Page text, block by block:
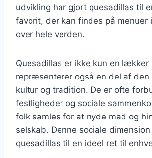
udvikling har gjort quesadillas til
favorit, der kan findes på menuer
over hele verden.
Quesadillas er ikke kun en lækker
repræsenterer også en del af den
kultur og tradition. De er ofte
festligheder og sociale
folk samles for at nyde mad og
selskab. Denne sociale dimension
quesadillas til en ideel ret til